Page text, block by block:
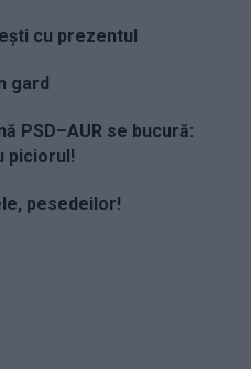
cu prezentul
gard
PSD–AUR se bucură:
piciorul!
pesedeilor!